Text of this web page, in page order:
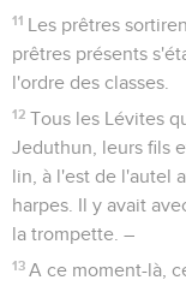
11 Les prêtres
prêtres présents
l'ordre des classes.
12 Tous les Lévites
Jeduthun, leurs fils
lin, à l'est de l'autel
harpes. Il y avait
la trompette. –
13 A ce moment-là,